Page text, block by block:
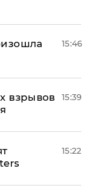
15:46
взрывов
15:39
15:22